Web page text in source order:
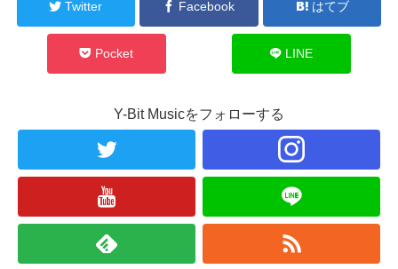
Twitter Facebook はてブ
Pocket LINE
Y-Bit Musicをフォローする